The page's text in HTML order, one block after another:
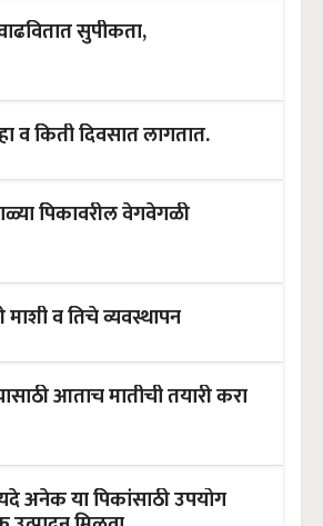
सुपीकता,
व किती दिवसात लागतात.
पिकावरील वेगवेगळी
व तिचे व्यवस्थापन
आताच मातीची तयारी करा
या पिकांसाठी उपयोग